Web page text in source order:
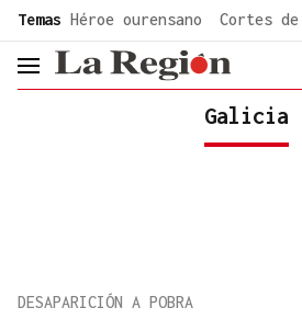
common.go-to-content
Temas Héroe ourensano Cortes de
header.menu.open
Galicia
DESAPARICIÓN A POBRA